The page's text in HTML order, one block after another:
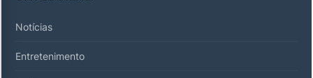
Notícias
Entretenimento